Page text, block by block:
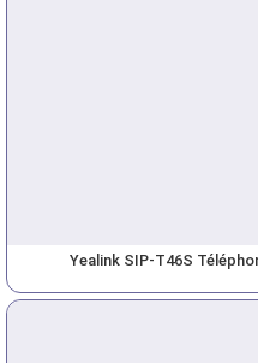
Yealink SIP-T46S